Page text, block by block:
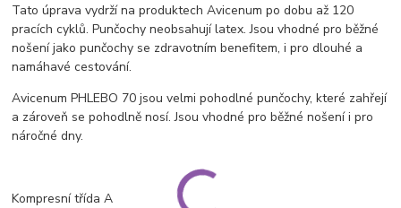
Tato úprava vydrží na produktech Avicenum po dobu až 120
pracích cyklů. Punčochy neobsahují latex. Jsou vhodné pro běžné
nošení jako punčochy se zdravotním benefitem, i pro dlouhé a
namáhavé cestování.
Avicenum PHLEBO 70 jsou velmi pohodlné punčochy, které zahřejí
a zároveň se pohodlně nosí. Jsou vhodné pro běžné nošení i pro
náročné dny.
Kompresní třída A